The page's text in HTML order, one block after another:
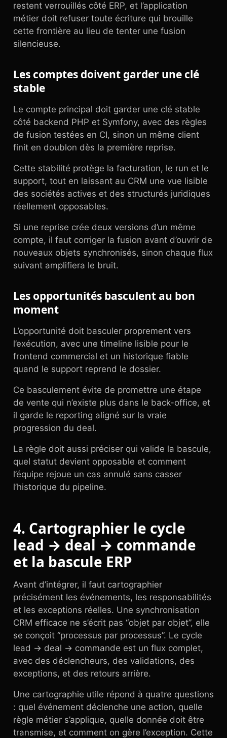
restent verrouillés côté ERP, et l’application
métier doit refuser toute écriture qui brouille
cette frontière au lieu de tenter une fusion
silencieuse.
Les comptes doivent garder une clé
stable
Le compte principal doit garder une clé stable
côté backend PHP et Symfony, avec des règles
de fusion testées en CI, sinon un même client
finit en doublon dès la première reprise.
Cette stabilité protège la facturation, le run et le
support, tout en laissant au CRM une vue lisible
des sociétés actives et des structurés juridiques
réellement opposables.
Si une reprise crée deux versions d’un même
compte, il faut corriger la fusion avant d’ouvrir de
nouveaux objets synchronisés, sinon chaque flux
suivant amplifiera le bruit.
Les opportunités basculent au bon
moment
L’opportunité doit basculer proprement vers
l’exécution, avec une timeline lisible pour le
frontend commercial et un historique fiable
quand le support reprend le dossier.
Ce basculement évite de promettre une étape
de vente qui n’existe plus dans le back-office, et
il garde le reporting aligné sur la vraie
progression du deal.
La règle doit aussi préciser qui valide la bascule,
quel statut devient opposable et comment
l’équipe rejoue un cas annulé sans casser
l’historique du pipeline.
4. Cartographier le cycle
lead → deal → commande
et la bascule ERP
Avant d’intégrer, il faut cartographier
précisément les événements, les responsabilités
et les exceptions réelles. Une synchronisation
CRM efficace ne s’écrit pas “objet par objet”, elle
se conçoit “processus par processus”. Le cycle
lead → deal → commande est un flux complet,
avec des déclencheurs, des validations, des
exceptions, et des retours arrière.
Une cartographie utile répond à quatre questions
: quel événement déclenche une action, quelle
règle métier s’applique, quelle donnée doit être
transmise, et comment on gère l’exception. Cette